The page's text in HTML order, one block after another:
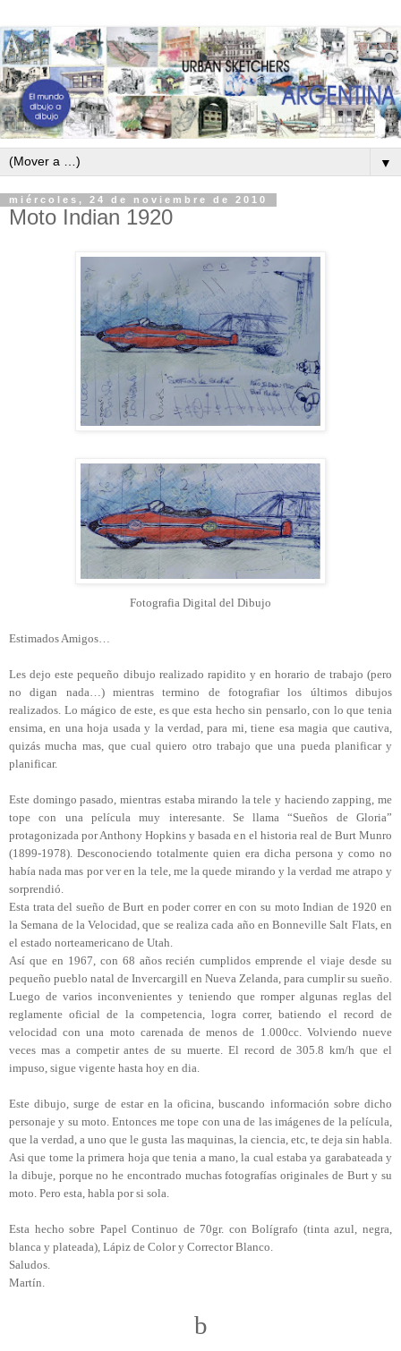
▼
miércoles, 24 de noviembre de 2010
Moto Indian 1920
Fotografia Digital del Dibujo
Estimados Amigos…
Les dejo este pequeño dibujo realizado rapidito y en horario de trabajo (pero
no digan nada…) mientras termino de fotografiar los últimos dibujos
realizados. Lo mágico de este, es que esta hecho sin pensarlo, con lo que tenia
ensima, en una hoja usada y la verdad, para mi, tiene esa magia que cautiva,
quizás mucha mas, que cual quiero otro trabajo que una pueda planificar y
planificar.
Este domingo pasado, mientras estaba mirando la tele y haciendo zapping, me
tope con una película muy interesante. Se llama “Sueños de Gloria”
protagonizada por Anthony Hopkins y basada en el historia real de Burt Munro
(1899-1978). Desconociendo totalmente quien era dicha persona y como no
había nada mas por ver en la tele, me la quede mirando y la verdad me atrapo y
sorprendió.
Esta trata del sueño de Burt en poder correr en con su moto Indian de 1920 en
la Semana de la Velocidad, que se realiza cada año en Bonneville Salt Flats, en
el estado norteamericano de Utah.
Así que en 1967, con 68 años recién cumplidos emprende el viaje desde su
pequeño pueblo natal de Invercargill en Nueva Zelanda, para cumplir su sueño.
Luego de varios inconvenientes y teniendo que romper algunas reglas del
reglamente oficial de la competencia, logra correr, batiendo el record de
velocidad con una moto carenada de menos de 1.000cc. Volviendo nueve
veces mas a competir antes de su muerte. El record de 305.8 km/h que el
impuso, sigue vigente hasta hoy en dia.
Este dibujo, surge de estar en la oficina, buscando información sobre dicho
personaje y su moto. Entonces me tope con una de las imágenes de la película,
que la verdad, a uno que le gusta las maquinas, la ciencia, etc, te deja sin habla.
Asi que tome la primera hoja que tenia a mano, la cual estaba ya garabateada y
la dibuje, porque no he encontrado muchas fotografías originales de Burt y su
moto. Pero esta, habla por si sola.
Esta hecho sobre Papel Continuo de 70gr. con Bolígrafo (tinta azul, negra,
blanca y plateada), Lápiz de Color y Corrector Blanco.
Saludos.
Martín.
b